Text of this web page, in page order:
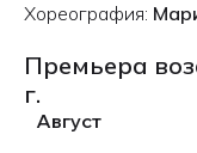
Хореография:
Премьера
г.
Август